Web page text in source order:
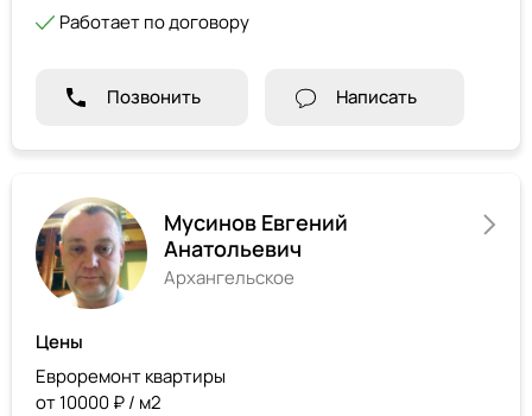
Работает по договору
Позвонить Написать
Мусинов Евгений
Анатольевич
Архангельское
Цены
Евроремонт квартиры
от 10000 ₽ / м2